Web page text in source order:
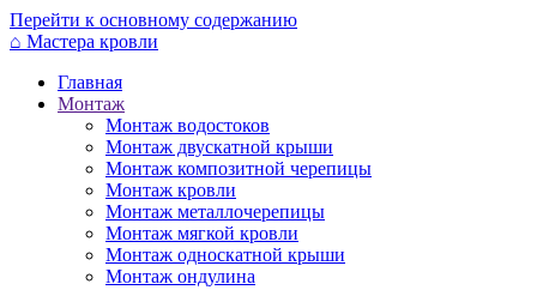
Перейти к основному содержанию
⌂ Мастера кровли
Главная
Монтаж
Монтаж водостоков
Монтаж двускатной крыши
Монтаж композитной черепицы
Монтаж кровли
Монтаж металлочерепицы
Монтаж мягкой кровли
Монтаж односкатной крыши
Монтаж ондулина